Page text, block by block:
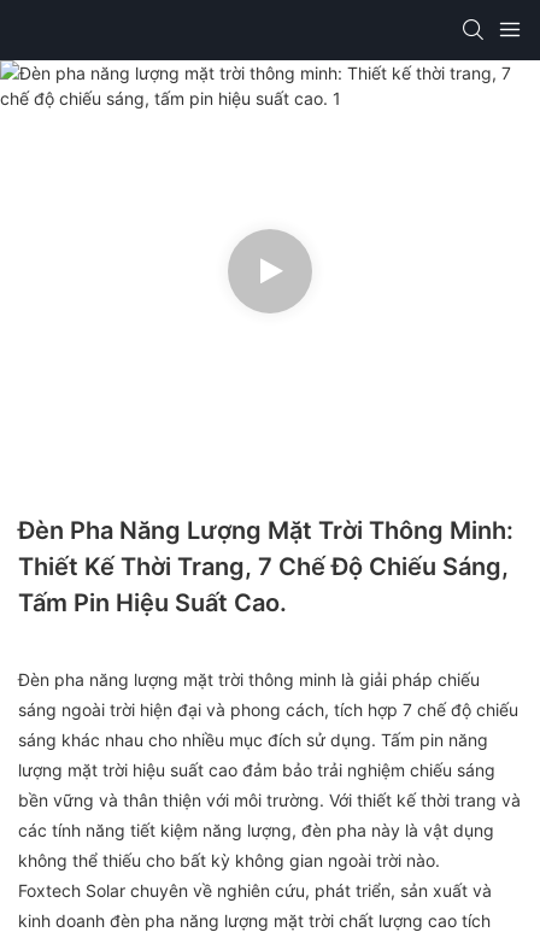
Đèn Pha Năng Lượng Mặt Trời Thông Minh:
Thiết Kế Thời Trang, 7 Chế Độ Chiếu Sáng,
Tấm Pin Hiệu Suất Cao.
Đèn pha năng lượng mặt trời thông minh là giải pháp chiếu
sáng ngoài trời hiện đại và phong cách, tích hợp 7 chế độ chiếu
sáng khác nhau cho nhiều mục đích sử dụng. Tấm pin năng
lượng mặt trời hiệu suất cao đảm bảo trải nghiệm chiếu sáng
bền vững và thân thiện với môi trường. Với thiết kế thời trang và
các tính năng tiết kiệm năng lượng, đèn pha này là vật dụng
không thể thiếu cho bất kỳ không gian ngoài trời nào.
Foxtech Solar chuyên về nghiên cứu, phát triển, sản xuất và
kinh doanh đèn pha năng lượng mặt trời chất lượng cao tích